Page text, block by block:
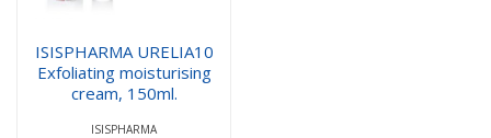
ISISPHARMA URELIA10
Exfoliating moisturising
cream, 150ml.
ISISPHARMA